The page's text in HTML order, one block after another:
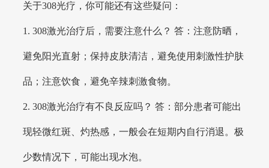
关于308光疗，你可能还有这些疑问：
1. 308激光治疗后，需要注意什么？ 答：注意防晒，
避免阳光直射；保持皮肤清洁，避免使用刺激性护肤
品；注意饮食，避免辛辣刺激食物。
2. 308激光治疗有不良反应吗？ 答：部分患者可能出
现轻微红斑、灼热感，一般会在短期内自行消退。极
少数情况下，可能出现水泡。